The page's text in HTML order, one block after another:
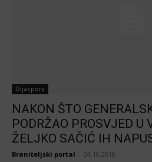
Dijaspora
NAKON ŠTO
PODRŽAO PROSVJED U
ŽELJKO SAČIĆ IH
Braniteljski portal 04.10.2018